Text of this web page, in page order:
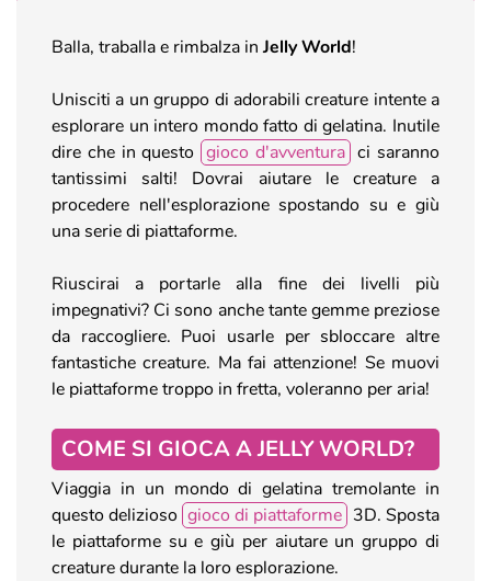
Balla, traballa e rimbalza inJelly World!
Unisciti a un gruppo di adorabili creature intente a
esplorare un intero mondo fatto di gelatina. Inutile
dire che in questo gioco d'avventura ci saranno
tantissimi salti! Dovrai aiutare le creature a
procedere nell'esplorazione spostando su e giù
una serie di piattaforme.
Riuscirai a portarle alla fine dei livelli più
impegnativi? Ci sono anche tante gemme preziose
da raccogliere. Puoi usarle per sbloccare altre
fantastiche creature. Ma fai attenzione! Se muovi
le piattaforme troppo in fretta, voleranno per aria!
COME SI GIOCA A JELLY WORLD?
Viaggia in un mondo di gelatina tremolante in
questo delizioso gioco di piattaforme 3D. Sposta
le piattaforme su e giù per aiutare un gruppo di
creature durante la loro esplorazione.